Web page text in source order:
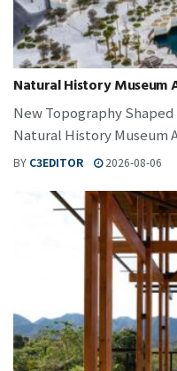
Natural History Museum
New Topography
Natural History Museum
BY C3EDITOR 2026-08-06